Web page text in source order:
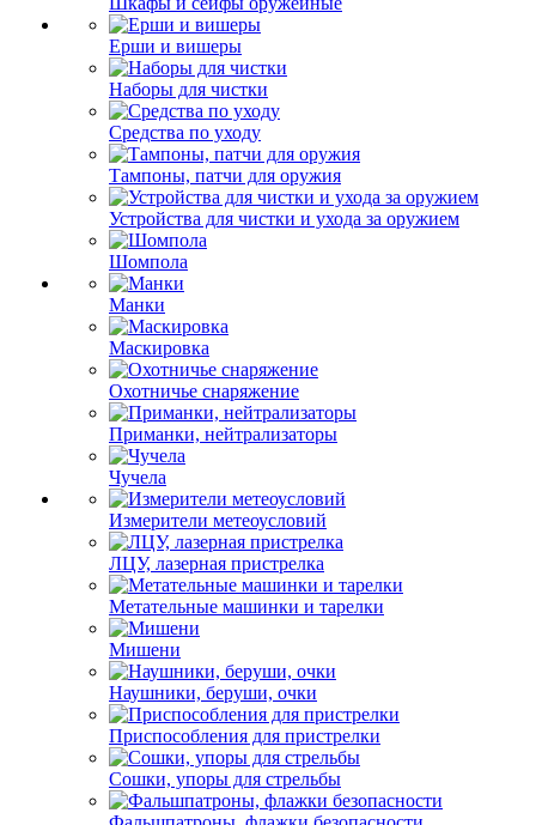
Ерши и вишеры
Наборы для чистки
Средства по уходу
Тампоны, патчи для оружия
Устройства для чистки и ухода за оружием
Шомпола
Манки
Маскировка
Охотничье снаряжение
Приманки, нейтрализаторы
Чучела
Измерители метеоусловий
ЛЦУ, лазерная пристрелка
Метательные машинки и тарелки
Мишени
Наушники, беруши, очки
Приспособления для пристрелки
Сошки, упоры для стрельбы